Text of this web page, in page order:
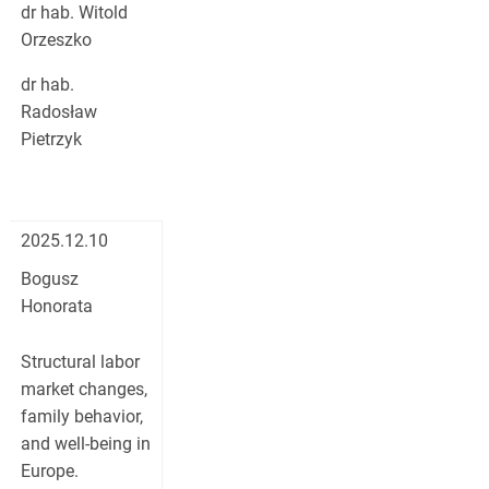
dr hab. Witold
Orzeszko
dr hab.
Radosław
Pietrzyk
2025.12.10
Bogusz
Honorata
Structural labor
market changes,
family behavior,
and well-being in
Europe.